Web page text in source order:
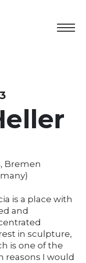
program
Foundation
Support us
Media
Bremen
is a place with
and
in sculpture,
is one of the
reasons I would